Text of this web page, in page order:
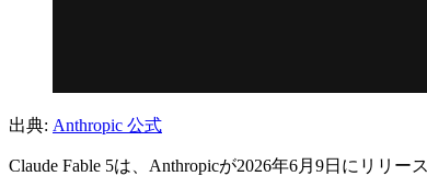
出典: Anthropic 公式
Claude Fable 5は、Anthropicが2026年6月9日にリリ